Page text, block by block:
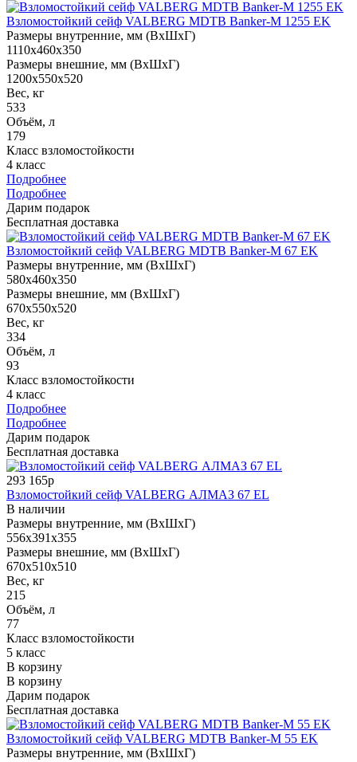
Взломостойкий сейф VALBERG MDTB Banker-M 1255 EK
Размеры внутренние, мм (ВхШхГ)
1110x460x350
Размеры внешние, мм (ВхШхГ)
1200x550x520
Вес, кг
533
Объём, л
179
Класс взломостойкости
4 класс
Подробнее
Подробнее
Дарим подарок
Бесплатная доставка
Взломостойкий сейф VALBERG MDTB Banker-M 67 EK
Размеры внутренние, мм (ВхШхГ)
580x460x350
Размеры внешние, мм (ВхШхГ)
670x550x520
Вес, кг
334
Объём, л
93
Класс взломостойкости
4 класс
Подробнее
Подробнее
Дарим подарок
Бесплатная доставка
293 165р
Взломостойкий сейф VALBERG АЛМАЗ 67 EL
В наличии
Размеры внутренние, мм (ВхШхГ)
556x391x355
Размеры внешние, мм (ВхШхГ)
670x510x510
Вес, кг
215
Объём, л
77
Класс взломостойкости
5 класс
В корзину
В корзину
Дарим подарок
Бесплатная доставка
Взломостойкий сейф VALBERG MDTB Banker-M 55 EK
Размеры внутренние, мм (ВхШхГ)